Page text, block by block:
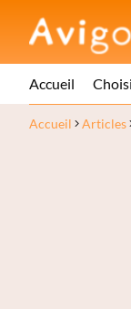
Accueil
Accueil Articles